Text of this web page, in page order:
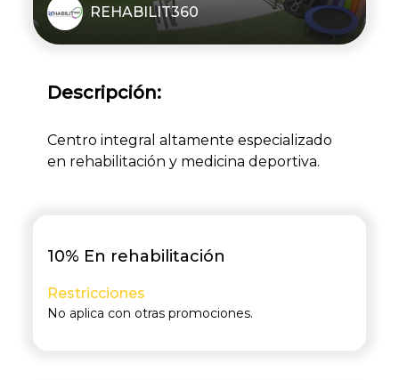
REHABILIT360
Descripción:
Centro integral altamente especializado
en rehabilitación y medicina deportiva.
10% En rehabilitación
Restricciones
No aplica con otras promociones.